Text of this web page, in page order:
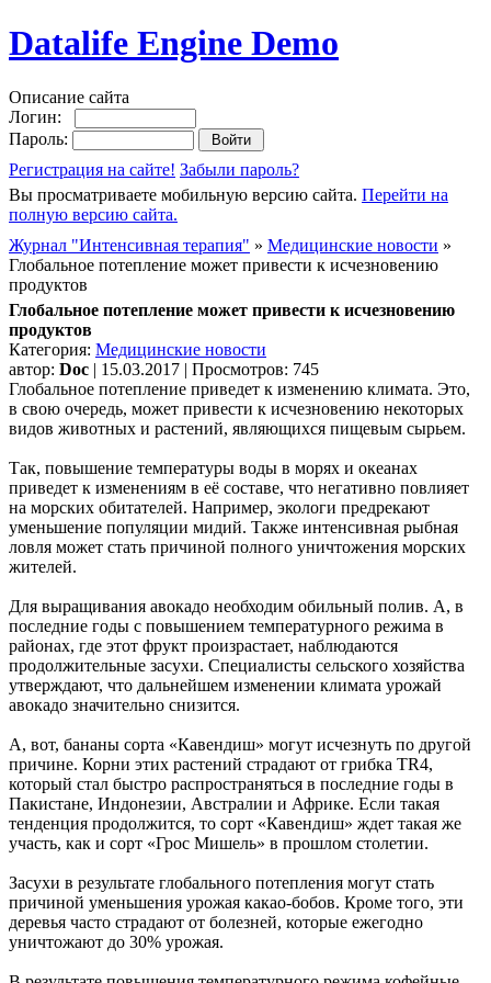
Datalife Engine Demo
Описание сайта
Логин:
Пароль:
Регистрация на сайте! Забыли пароль?
Вы просматриваете мобильную версию сайта. Перейти на
полную версию сайта.
Журнал "Интенсивная терапия" » Медицинские новости »
Глобальное потепление может привести к исчезновению
продуктов
Глобальное потепление может привести к исчезновению
продуктов
Категория: Медицинские новости
автор: Doc | 15.03.2017 | Просмотров: 745
Глобальное потепление приведет к изменению климата. Это,
в свою очередь, может привести к исчезновению некоторых
видов животных и растений, являющихся пищевым сырьем.
Так, повышение температуры воды в морях и океанах
приведет к изменениям в её составе, что негативно повлияет
на морских обитателей. Например, экологи предрекают
уменьшение популяции мидий. Также интенсивная рыбная
ловля может стать причиной полного уничтожения морских
жителей.
Для выращивания авокадо необходим обильный полив. А, в
последние годы с повышением температурного режима в
районах, где этот фрукт произрастает, наблюдаются
продолжительные засухи. Специалисты сельского хозяйства
утверждают, что дальнейшем изменении климата урожай
авокадо значительно снизится.
А, вот, бананы сорта «Кавендиш» могут исчезнуть по другой
причине. Корни этих растений страдают от грибка TR4,
который стал быстро распространяться в последние годы в
Пакистане, Индонезии, Австралии и Африке. Если такая
тенденция продолжится, то сорт «Кавендиш» ждет такая же
участь, как и сорт «Грос Мишель» в прошлом столетии.
Засухи в результате глобального потепления могут стать
причиной уменьшения урожая какао-бобов. Кроме того, эти
деревья часто страдают от болезней, которые ежегодно
уничтожают до 30% урожая.